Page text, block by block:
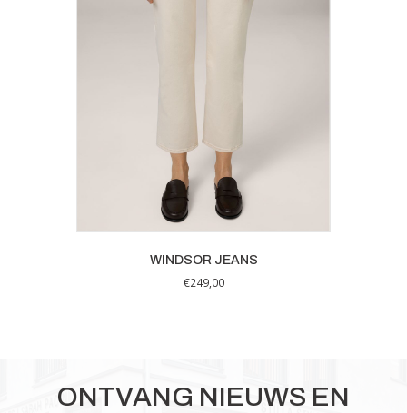
WINDSOR JEANS
€249,00
Deze
ONTVANG NIEUWS EN